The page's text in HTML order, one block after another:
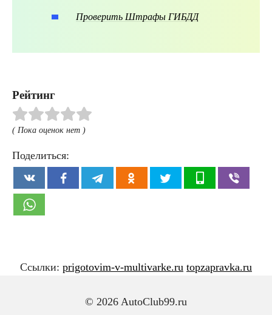
Проверить Штрафы ГИБДД
Рейтинг
( Пока оценок нет )
Поделиться:
© 2026 AutoClub99.ru
Ссылки: prigotovim-v-multivarke.ru topzapravka.ru